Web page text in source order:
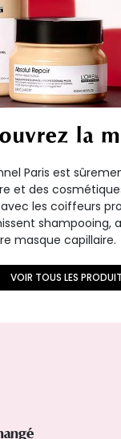
la
Paris est
et des
les coiffeurs
shampooing,
masque capillaire.
VOIR TOUS LES